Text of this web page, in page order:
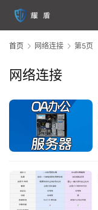
首
页
云
首页 网络连接 第5页
网络连接